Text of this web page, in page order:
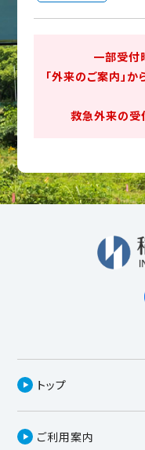
一部受付
「外来のご案内」か
救急外来の受
トップ
ご利用案内